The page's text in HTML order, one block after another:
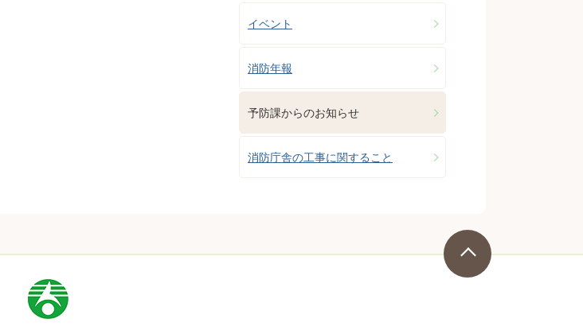
イベント
消防年報
予防課からのお知らせ
消防庁舎の工事に関すること
市
章